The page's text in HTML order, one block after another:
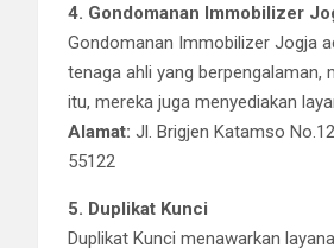
4. Gondomanan Immobilizer
Gondomanan Immobilizer Jogja
tenaga ahli yang
itu, mereka juga menyediakan
Alamat: Jl. Brigjen Katamso
55122
5. Duplikat Kunci
Duplikat Kunci menawarkan